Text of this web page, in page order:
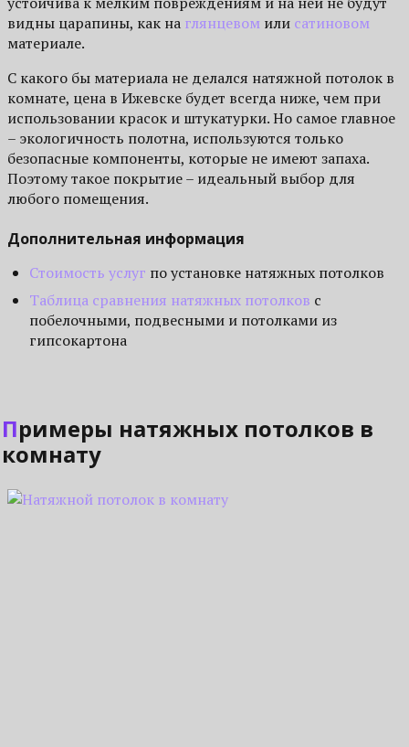
видны царапины, как на глянцевом или сатиновом
материале.
С какого бы материала не делался натяжной потолок в
комнате, цена в Ижевске будет всегда ниже, чем при
использовании красок и штукатурки. Но самое главное
– экологичность полотна, используются только
безопасные компоненты, которые не имеют запаха.
Поэтому такое покрытие – идеальный выбор для
любого помещения.
Дополнительная информация
Стоимость услуг по установке натяжных потолков
Таблица сравнения натяжных потолков с
побелочными, подвесными и потолками из
гипсокартона
Примеры натяжных потолков в
комнату